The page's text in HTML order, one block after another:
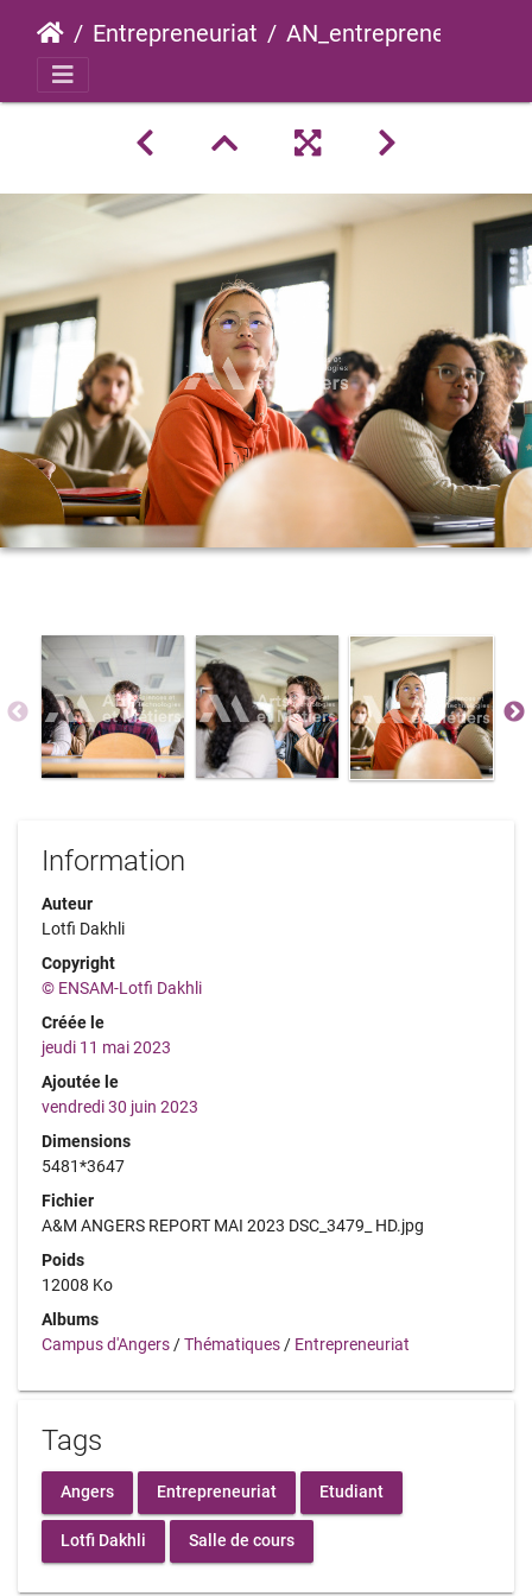
Entrepreneuriat AN_entrepreneuriat_2023_0004
Information
Auteur
Lotfi Dakhli
Copyright
© ENSAM-Lotfi Dakhli
Créée le
jeudi 11 mai 2023
Ajoutée le
vendredi 30 juin 2023
Dimensions
5481*3647
Fichier
A&M ANGERS REPORT MAI 2023 DSC_3479_ HD.jpg
Poids
12008 Ko
Albums
Campus d'Angers /Thématiques / Entrepreneuriat
Tags
Angers Entrepreneuriat Etudiant
Lotfi Dakhli Salle de cours